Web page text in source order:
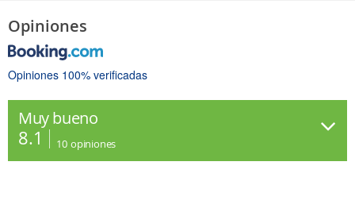
Opiniones
Opiniones 100% verificadas
Muy bueno
8.1 10 opiniones